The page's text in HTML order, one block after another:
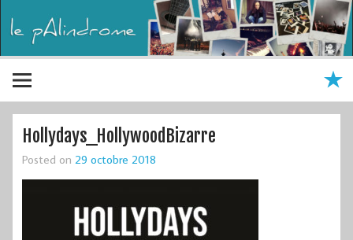
Hollydays_HollywoodBizarre
Posted on 29 octobre 2018